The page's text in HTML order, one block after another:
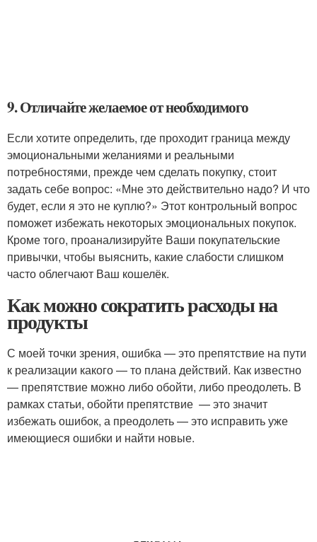
9. Отличайте желаемое от необходимого
Если хотите определить, где проходит граница между
эмоциональными желаниями и реальными
потребностями, прежде чем сделать покупку, стоит
задать себе вопрос: «Мне это действительно надо? И что
будет, если я это не куплю?» Этот контрольный вопрос
поможет избежать некоторых эмоциональных покупок.
Кроме того, проанализируйте Ваши покупательские
привычки, чтобы выяснить, какие слабости слишком
часто облегчают Ваш кошелёк.
Как можно сократить расходы на
продукты
С моей точки зрения, ошибка — это препятствие на пути
к реализации какого — то плана действий. Как известно
— препятствие можно либо обойти, либо преодолеть. В
рамках статьи, обойти препятствие — это значит
избежать ошибок, а преодолеть — это исправить уже
имеющиеся ошибки и найти новые.